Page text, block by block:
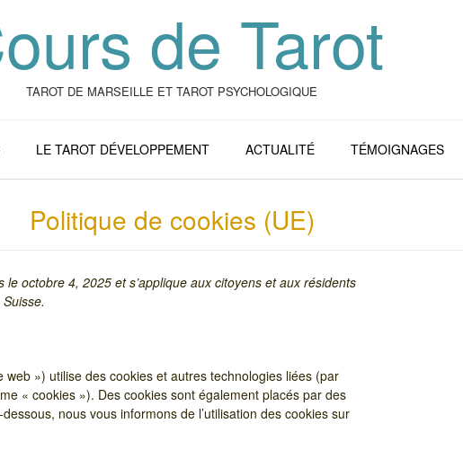
de Tarot
TAROT DE MARSEILLE ET TAROT PSYCHOLOGIQUE
LE TAROT DÉVELOPPEMENT ACTUALITÉ TÉMOIGNAGES
Politique de cookies (UE)
octobre 4, 2025 et s’applique aux citoyens et aux résidents
web ») utilise des cookies et autres technologies liées (par
« cookies »). Des cookies sont également placés par des
nous vous informons de l’utilisation des cookies sur